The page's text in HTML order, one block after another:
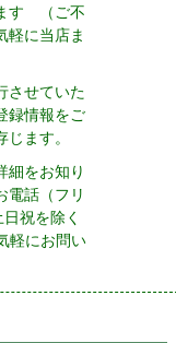
す （ご不
軽に当店ま
させていた
録情報をご
ます。
細をお知り
電話（フリ
祝を除く
軽にお問い